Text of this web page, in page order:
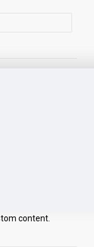
can be displayed
format or one
be set up as a
modules. Optional
content.